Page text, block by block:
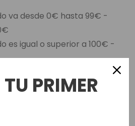
va desde 0€ hasta 99€ -
es igual o superior a 100€ -
2 y 4 días laborables
PRIMER